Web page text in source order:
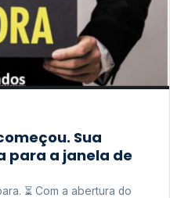
Sua
para a janela de
do